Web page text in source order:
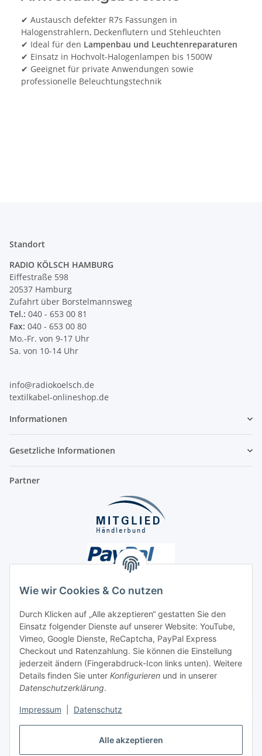
Alle akzeptieren
Wie wir Cookies & Co nutzen
Durch Klicken auf „Alle akzeptieren“ gestatten Sie den
Einsatz folgender Dienste auf unserer Website: YouTube,
Vimeo, Google Dienste, ReCaptcha, PayPal Express
Checkout und Ratenzahlung. Sie können die Einstellung
jederzeit ändern (Fingerabdruck-Icon links unten). Weitere
Details finden Sie unter Konfigurieren und in unserer
Datenschutzerklärung.
Impressum Datenschutz
✔ Austausch defekter R7s Fassungen in
Halogenstrahlern, Deckenflutern und Stehleuchten
✔ Ideal für den Lampenbau und Leuchtenreparaturen
✔ Einsatz in Hochvolt-Halogenlampen bis 1500W
✔ Geeignet für private Anwendungen sowie
professionelle Beleuchtungstechnik
Standort
RADIO KÖLSCH HAMBURG
Eiffestraße 598
20537 Hamburg
Zufahrt über Borstelmannsweg
Tel.: 040 - 653 00 81
Fax: 040 - 653 00 80
Mo.-Fr. von 9-17 Uhr
Sa. von 10-14 Uhr
info@radiokoelsch.de
textilkabel-onlineshop.de
Informationen
Gesetzliche Informationen
Partner
Unsere Seiten
Social Media
Vertrag widerrufen